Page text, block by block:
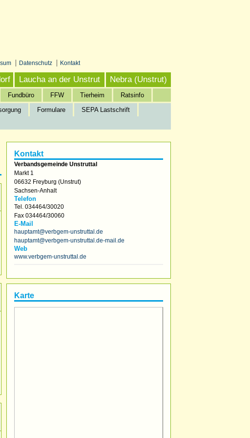
Datenschutz Kontakt
Formulare
SEPA Lastschrift
Fundbüro FFW Tierheim Ratsinfo
Laucha an der Unstrut Nebra (Unstrut)
Kontakt
Verbandsgemeinde Unstruttal
Markt 1
06632 Freyburg (Unstrut)
Sachsen-Anhalt
Telefon
Tel. 034464/30020
Fax 034464/30060
E-Mail
hauptamt@verbgem-unstruttal.de
hauptamt@verbgem-unstruttal.de-mail.de
Web
www.verbgem-unstruttal.de
Karte